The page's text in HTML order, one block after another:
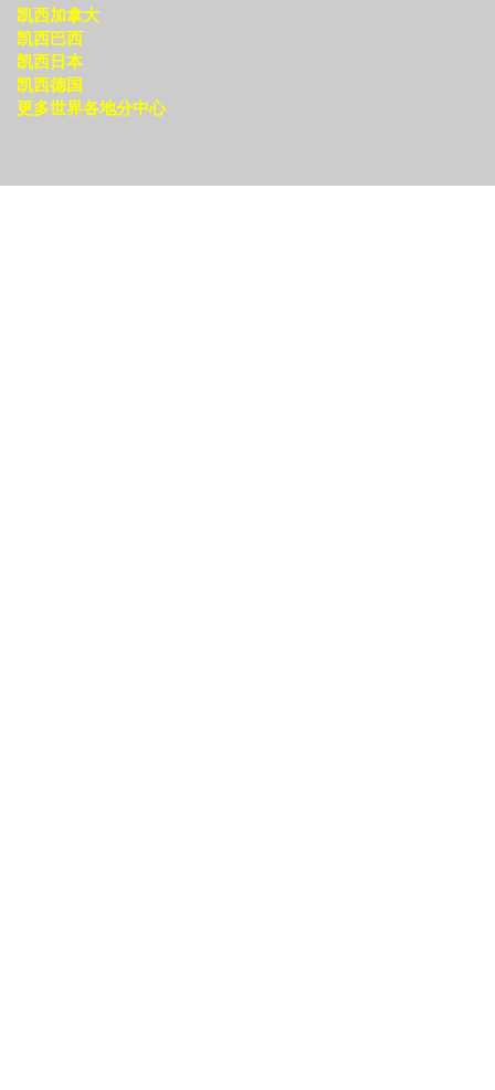
凯西加拿大
凯西巴西
凯西日本
凯西德国
更多世界各地分中心